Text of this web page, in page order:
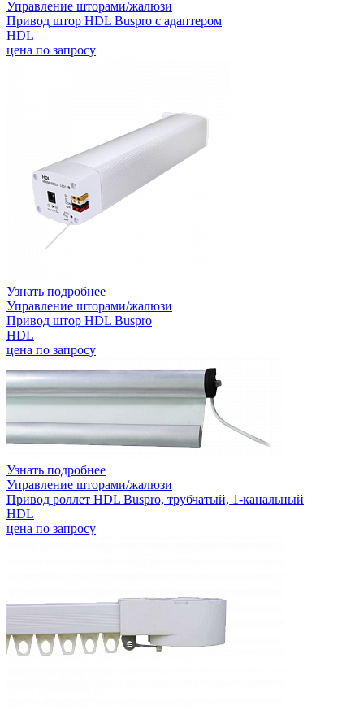
Управление шторами/жалюзи
Привод штор HDL Buspro с адаптером
HDL
цена по запросу
Узнать подробнее
Управление шторами/жалюзи
Привод штор HDL Buspro
HDL
цена по запросу
Узнать подробнее
Управление шторами/жалюзи
Привод роллет HDL Buspro, трубчатый, 1-канальный
HDL
цена по запросу